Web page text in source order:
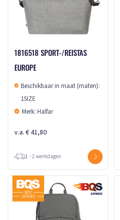
1816518 SPORT-/REISTAS
EUROPE
Beschikbaar in maat (maten):
1SIZE
Merk: Halfar
v.a. € 41,80
1 - 2 werkdagen